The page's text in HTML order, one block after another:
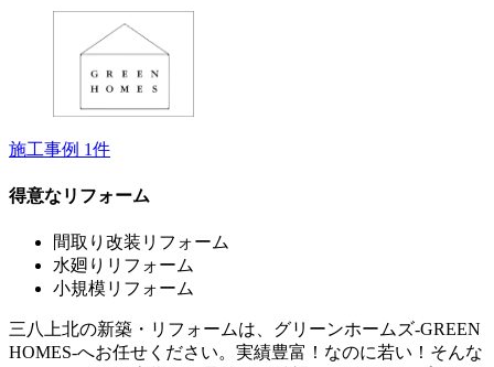
施工事例 1件
得意なリフォーム
間取り改装リフォーム
水廻りリフォーム
小規模リフォーム
三八上北の新築・リフォームは、グリーンホームズ‐GREEN
HOMES‐へお任せください。実績豊富！なのに若い！そんな